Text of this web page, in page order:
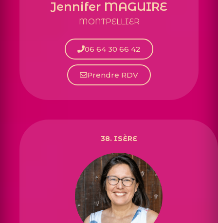
Jennifer MAGUIRE
MONTPELLIER
06 64 30 66 42
Prendre RDV
38. ISÈRE